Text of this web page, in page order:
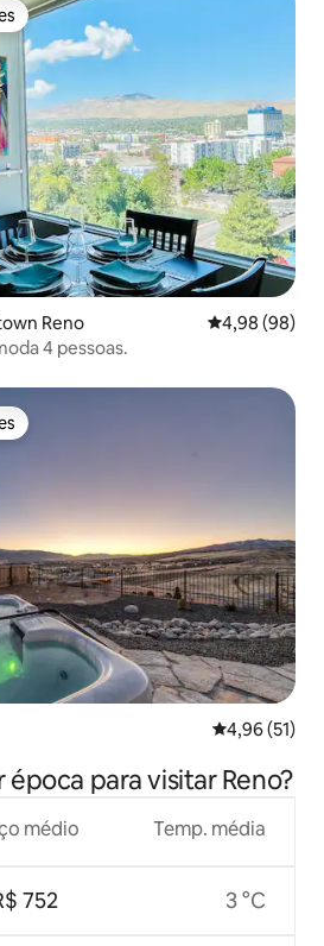
Reno 4,98 de uma
4,98 (98)
4 pessoas.
4,96 de uma
4,96 (51)
época para visitar Reno?
médio
752
Temp. média
3 °C